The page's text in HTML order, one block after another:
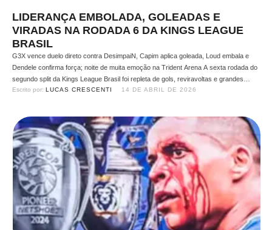
LIDERANÇA EMBOLADA, GOLEADAS E
VIRADAS NA RODADA 6 DA KINGS LEAGUE
BRASIL
G3X vence duelo direto contra DesimpaiN, Capim aplica goleada, Loud embala e
Dendele confirma força; noite de muita emoção na Trident Arena A sexta rodada do
segundo split da Kings League Brasil foi repleta de gols, reviravoltas e grandes
atuações. Cinco jogos movimentaram a Trident Arena na última segunda-feira (13),
Escrito por: LUCAS CRESCENTI 14 DE ABRIL DE 2026